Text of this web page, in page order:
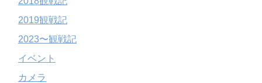
2019観戦記
2023〜観戦記
イベント
カメラ